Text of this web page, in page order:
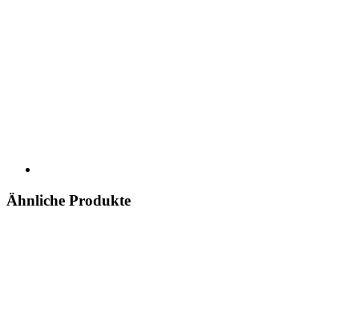
Ähnliche Produkte